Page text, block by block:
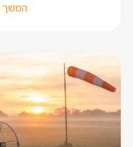
המשך